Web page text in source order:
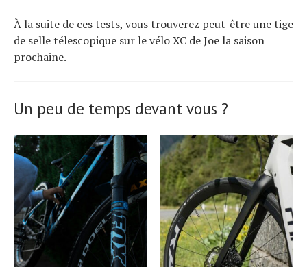
À la suite de ces tests, vous trouverez peut-être une tige
de selle télescopique sur le vélo XC de Joe la saison
prochaine.
Un peu de temps devant vous ?